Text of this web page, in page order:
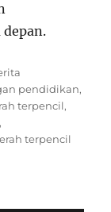
pendidikan,
terpencil,
,
terpencil